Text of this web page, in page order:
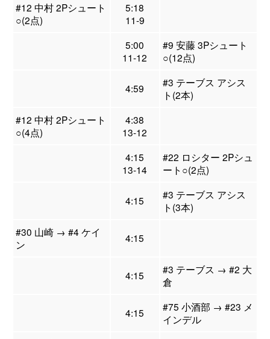
#12 中村 2Pシュート
○(2点)
5:18
11-9
5:00
11-12
#9 安藤 3Pシュート
○(12点)
4:59
#3 テーブス アシス
ト(2本)
#12 中村 2Pシュート
○(4点)
4:38
13-12
4:15
13-14
#22 ロシター 2Pシュ
ート○(2点)
4:15
#3 テーブス アシス
ト(3本)
#30 山崎 → #4 ケイ
ン
4:15
4:15
#3 テーブス → #2 大
倉
4:15
#75 小酒部 → #23 メ
インデル